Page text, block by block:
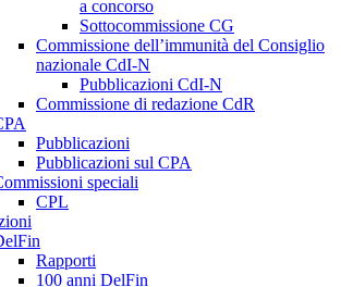
a concorso
Sottocommissione CG
Commissione dell’immunità del Consiglio
nazionale CdI-N
Pubblicazioni CdI-N
Commissione di redazione CdR
Pubblicazioni
Pubblicazioni sul CPA
speciali
CPL
Rapporti
100 anni DelFin